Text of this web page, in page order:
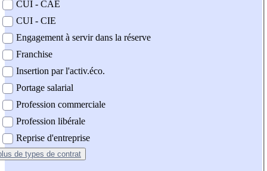
CUI - CAE
CUI - CIE
Engagement à servir dans la réserve
Franchise
Insertion par l'activ.éco.
Portage salarial
Profession commerciale
Profession libérale
Reprise d'entreprise
de types de contrat